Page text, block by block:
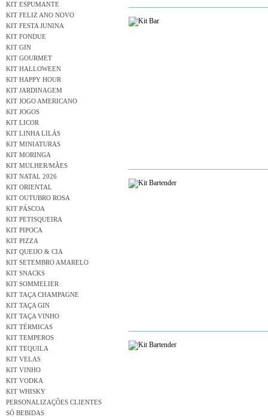
KIT ESPUMANTE
KIT FELIZ ANO NOVO
KIT FESTA JUNINA
KIT FONDUE
KIT GIN
KIT GOURMET
KIT HALLOWEEN
KIT HAPPY HOUR
KIT JARDINAGEM
KIT JOGO AMERICANO
KIT JOGOS
KIT LICOR
KIT LINHA LILÁS
KIT MINIATURAS
KIT MORINGA
KIT MULHER/MÃES
KIT NATAL 2026
KIT ORIENTAL
KIT OUTUBRO ROSA
KIT PÁSCOA
KIT PETISQUEIRA
KIT PIPOCA
KIT PIZZA
KIT QUEIJO & CIA
KIT SETEMBRO AMARELO
KIT SNACKS
KIT SOMMELIER
KIT TAÇA CHAMPAGNE
KIT TAÇA GIN
KIT TAÇA VINHO
KIT TÉRMICAS
KIT TEMPEROS
KIT TEQUILA
KIT VELAS
KIT VINHO
KIT VODKA
KIT WHISKY
PERSONALIZAÇÕES CLIENTES
SÓ BEBIDAS